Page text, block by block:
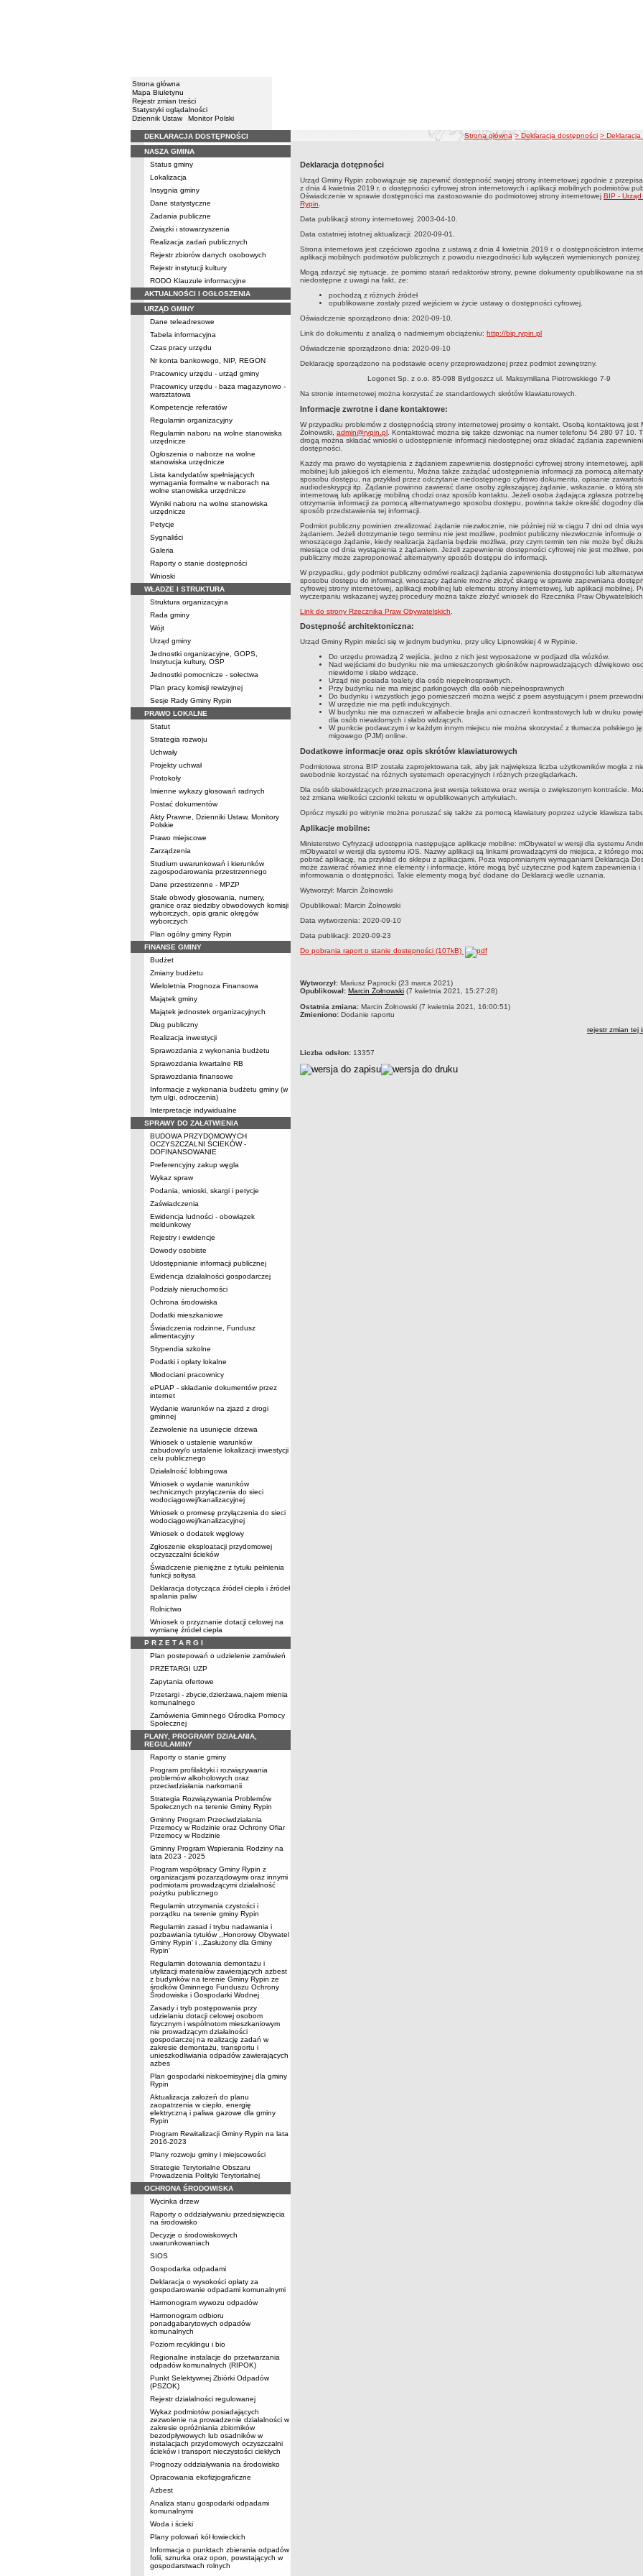
Strona główna
Mapa Biuletynu
Rejestr zmian treści
Statystyki oglądalności
Dziennik Ustaw
Monitor Polski
Menu
DEKLARACJA DOSTĘPNOŚCI
NASZA GMINA
Status gminy
Lokalizacja
Insygnia gminy
Dane statystyczne
Zadania publiczne
Związki i stowarzyszenia
Realizacja zadań publicznych
Rejestr zbiorów danych osobowych
Rejestr instytucji kultury
RODO Klauzule informacyjne
AKTUALNOŚCI I OGŁOSZENIA
URZĄD GMINY
Dane teleadresowe
Tabela informacyjna
Czas pracy urzędu
Nr konta bankowego, NIP, REGON
Pracownicy urzędu - urząd gminy
Pracownicy urzędu - baza magazynowo -
warsztatowa
Kompetencje referatów
Regulamin organizacyjny
Regulamin naboru na wolne stanowiska
urzędnicze
Ogłoszenia o naborze na wolne
stanowiska urzędnicze
Lista kandydatów spełniających
wymagania formalne w naborach na
wolne stanowiska urzędnicze
Wyniki naboru na wolne stanowiska
urzędnicze
Petycje
Sygnaliści
Galeria
Raporty o stanie dostępności
Wnioski
WŁADZE I STRUKTURA
Struktura organizacyjna
Rada gminy
Wójt
Urząd gminy
Jednostki organizacyjne, GOPS,
Instytucja kultury, OSP
Jednostki pomocnicze - sołectwa
Plan pracy komisji rewizyjnej
Sesje Rady Gminy Rypin
PRAWO LOKALNE
Statut
Strategia rozwoju
Uchwały
Projekty uchwał
Protokoły
Imienne wykazy głosowań radnych
Postać dokumentów
Akty Prawne, Dzienniki Ustaw, Monitory
Polskie
Prawo miejscowe
Zarządzenia
Studium uwarunkowań i kierunków
zagospodarowania przestrzennego
Dane przestrzenne - MPZP
Stałe obwody głosowania, numery,
granice oraz siedziby obwodowych komisji
wyborczych, opis granic okręgów
wyborczych
Plan ogólny gminy Rypin
FINANSE GMINY
Budżet
Zmiany budżetu
Wieloletnia Prognoza Finansowa
Majątek gminy
Majątek jednostek organizacyjnych
Dług publiczny
Realizacja inwestycji
Sprawozdania z wykonania budżetu
Sprawozdania kwartalne RB
Sprawozdania finansowe
Informacje z wykonania budżetu gminy (w
tym ulgi, odroczenia)
Interpretacje indywidualne
SPRAWY DO ZAŁATWIENIA
BUDOWA PRZYDOMOWYCH
OCZYSZCZALNI ŚCIEKÓW -
DOFINANSOWANIE
Preferencyjny zakup węgla
Wykaz spraw
Podania, wnioski, skargi i petycje
Zaświadczenia
Ewidencja ludności - obowiązek
meldunkowy
Rejestry i ewidencje
Dowody osobiste
Udostępnianie informacji publicznej
Ewidencja działalności gospodarczej
Podziały nieruchomości
Ochrona środowiska
Dodatki mieszkaniowe
Świadczenia rodzinne, Fundusz
alimentacyjny
Stypendia szkolne
Podatki i opłaty lokalne
Młodociani pracownicy
ePUAP - składanie dokumentów przez
internet
Wydanie warunków na zjazd z drogi
gminnej
Zezwolenie na usunięcie drzewa
Wniosek o ustalenie warunków
zabudowy/o ustalenie lokalizacji inwestycji
celu publicznego
Działalność lobbingowa
Wniosek o wydanie warunków
technicznych przyłączenia do sieci
wodociągowej/kanalizacyjnej
Wniosek o promesę przyłączenia do sieci
wodociągowej/kanalizacyjnej
Wniosek o dodatek węglowy
Zgłoszenie eksploatacji przydomowej
oczyszczalni ścieków
Świadczenie pieniężne z tytułu pełnienia
funkcji sołtysa
Deklaracja dotycząca źródeł ciepła i źródeł
spalania paliw
Rolnictwo
Wniosek o przyznanie dotacji celowej na
wymianę źródeł ciepła
P R Z E T A R G I
Plan postepowań o udzielenie zamówień
PRZETARGI UZP
Zapytania ofertowe
Przetargi - zbycie,dzierżawa,najem mienia
komunalnego
Zamówienia Gminnego Ośrodka Pomocy
Społecznej
PLANY, PROGRAMY DZIAŁANIA,
REGULAMINY
Raporty o stanie gminy
Program profilaktyki i rozwiązywania
problemów alkoholowych oraz
przeciwdziałania narkomanii
Strategia Rozwiązywania Problemów
Społecznych na terenie Gminy Rypin
Gminny Program Przeciwdziałania
Przemocy w Rodzinie oraz Ochrony Ofiar
Przemocy w Rodzinie
Gminny Program Wspierania Rodziny na
lata 2023 - 2025
Program współpracy Gminy Rypin z
organizacjami pozarządowymi oraz innymi
podmiotami prowadzącymi działalność
pożytku publicznego
Regulamin utrzymania czystości i
porządku na terenie gminy Rypin
Regulamin zasad i trybu nadawania i
pozbawiania tytułów ,,Honorowy Obywatel
Gminy Rypin' i ,,Zasłużony dla Gminy
Rypin'
Regulamin dotowania demontażu i
utylizacji materiałów zawierających azbest
z budynków na terenie Gminy Rypin ze
środków Gminnego Funduszu Ochrony
Środowiska i Gospodarki Wodnej
Zasady i tryb postępowania przy
udzielaniu dotacji celowej osobom
fizycznym i wspólnotom mieszkaniowym
nie prowadzącym działalności
gospodarczej na realizację zadań w
zakresie demontażu, transportu i
unieszkodliwiania odpadów zawierających
azbes
Plan gospodarki niskoemisyjnej dla gminy
Rypin
Aktualizacja założeń do planu
zaopatrzenia w ciepło, energię
elektryczną i paliwa gazowe dla gminy
Rypin
Program Rewitalizacji Gminy Rypin na lata
2016-2023
Plany rozwoju gminy i miejscowości
Strategie Terytorialne Obszaru
Prowadzenia Polityki Terytorialnej
OCHRONA ŚRODOWISKA
Wycinka drzew
Raporty o oddziaływaniu przedsięwzięcia
na środowisko
Decyzje o środowiskowych
uwarunkowaniach
SIOS
Gospodarka odpadami
Deklaracja o wysokości opłaty za
gospodarowanie odpadami komunalnymi
Harmonogram wywozu odpadów
Harmonogram odbioru
ponadgabarytowych odpadów
komunalnych
Poziom recyklingu i bio
Regionalne instalacje do przetwarzania
odpadów komunalnych (RIPOK)
Punkt Selektywnej Zbiórki Odpadów
(PSZOK)
Rejestr działalności regulowanej
Wykaz podmiotów posiadających
zezwolenie na prowadzenie działalności w
zakresie opróżniania zbiorników
bezodpływowych lub osadników w
instalacjach przydomowych oczyszczalni
ścieków i transport nieczystości ciekłych
Prognozy oddziaływania na środowisko
Opracowania ekofizjograficzne
Azbest
Analiza stanu gospodarki odpadami
komunalnymi
Woda i ścieki
Plany polowań kół łowieckich
Informacja o punktach zbierania odpadów
folii, sznurka oraz opon, powstających w
gospodarstwach rolnych
ścieżka nawigacji
Strona główna > Deklaracja dostępności >
Deklaracja dotępności
Urząd Gminy Rypin zobowiązuje się zapewnić dostępność swojej strony internetowej zgodnie z
z dnia 4 kwietnia 2019 r. o dostępności cyfrowej stron internetowych i aplikacji mobilnych podmiotów
Oświadczenie w sprawie dostępności ma zastosowanie do podmiotowej strony internetowej BIP - Urząd
Rypin
Data publikacji strony internetowej: 2003-04-10.
Data ostatniej istotnej aktualizacji: 2020-09-01.
Strona internetowa jest częściowo zgodna z ustawą z dnia 4 kwietnia 2019 r. o dostępnościstron
aplikacji mobilnych podmiotów publicznych z powodu niezgodności lub wyłączeń wymienionych poniżej:
Mogą zdarzyć się sytuacje, że pomimo starań redaktorów strony, pewne dokumenty opublikowane na
niedostępne z uwagi na fakt, że:
pochodzą z różnych źródeł
opublikowane zostały przed wejściem w życie ustawy o dostępności cyfrowej.
Oświadczenie sporządzono dnia: 2020-09-10.
Link do dokumentu z analizą o nadmiernym obciążeniu: http://bip.rypin.pl
Oświadczenie sporządzono dnia: 2020-09-10
Deklarację sporządzono na podstawie oceny przeprowadzonej przez podmiot zewnętrzny.
Logonet Sp. z o.o. 85-098 Bydgoszcz ul. Maksymiliana Piotrowskiego 7-9
Na stronie internetowej można korzystać ze standardowych skrótów klawiaturowych.
Informacje zwrotne i dane kontaktowe:
W przypadku problemów z dostępnością strony internetowej prosimy o kontakt. Osobą kontaktową jest
Żołnowski admin@rypin.pl . Kontaktować można się także dzwoniąc na numer telefonu 54 280 97 10 .
drogą można składać wnioski o udostępnienie informacji niedostępnej oraz składać żądania
dostępności.
Każdy ma prawo do wystąpienia z żądaniem zapewnienia dostępności cyfrowej strony internetowej,
mobilnej lub jakiegoś ich elementu. Można także zażądać udostępnienia informacji za pomocą
sposobu dostępu, na przykład przez odczytanie niedostępnego cyfrowo dokumentu, opisanie
audiodeskrypcji itp. Żądanie powinno zawierać dane osoby zgłaszającej żądanie, wskazanie, o którą
internetową lub aplikację mobilną chodzi oraz sposób kontaktu. Jeżeli osoba żądająca zgłasza potrzebę
otrzymania informacji za pomocą alternatywnego sposobu dostępu, powinna także określić dogodny
sposób przedstawienia tej informacji.
Podmiot publiczny powinien zrealizować żądanie niezwłocznie, nie później niż w ciągu 7 dni od dnia
żądaniem. Jeżeli dotrzymanie tego terminu nie jest możliwe, podmiot publiczny niezwłocznie informuje o
wnoszącego żądanie, kiedy realizacja żądania będzie możliwa, przy czym termin ten nie może być
miesiące od dnia wystąpienia z żądaniem. Jeżeli zapewnienie dostępności cyfrowej nie jest możliwe,
publiczny może zaproponować alternatywny sposób dostępu do informacji.
W przypadku, gdy podmiot publiczny odmówi realizacji żądania zapewnienia dostępności lub
sposobu dostępu do informacji, wnoszący żądanie możne złożyć skargę w sprawie zapewniana
cyfrowej strony internetowej, aplikacji mobilnej lub elementu strony internetowej, lub aplikacji mobilnej.
wyczerpaniu wskazanej wyżej procedury można także złożyć wniosek do Rzecznika Praw Obywatelskich.
Link do strony Rzecznika Praw Obywatelskich
Dostępność architektoniczna:
Urząd Gminy Rypin mieści się w jednym budynku, przy ulicy Lipnowskiej 4 w Rypinie.
Do urzędu prowadzą 2 wejścia, jedno z nich jest wyposażone w podjazd dla wózków.
Nad wejściami do budynku nie ma umieszczonych głośników naprowadzających dźwiękowo
niewidome i słabo widzące.
Urząd nie posiada toalety dla osób niepełnosprawnych.
Przy budynku nie ma miejsc parkingowych dla osób niepełnosprawnych
Do budynku i wszystkich jego pomieszczeń można wejść z psem asystującym i psem
W urzędzie nie ma pętli indukcyjnych.
W budynku nie ma oznaczeń w alfabecie brajla ani oznaczeń kontrastowych lub w druku
dla osób niewidomych i słabo widzących.
W punkcie podawczym i w każdym innym miejscu nie można skorzystać z tłumacza polskiego
migowego (PJM) online.
Dodatkowe informacje oraz opis skrótów klawiaturowych
Podmiotowa strona BIP została zaprojektowana tak, aby jak największa liczba użytkowników mogła z
swobodnie korzystać na różnych systemach operacyjnych i różnych przeglądarkach.
Dla osób słabowidzących przeznaczona jest wersja tekstowa oraz wersja o zwiększonym kontraście.
też zmiana wielkości czcionki tekstu w opublikowanych artykułach.
Oprócz myszki po witrynie można poruszać się także za pomocą klawiatury poprzez użycie klawisza
Aplikacje mobilne:
Ministerstwo Cyfryzacji udostępnia następujące aplikacje mobilne: mObywatel w wersji dla systemu
mObywatel w wersji dla systemu iOS. Nazwy aplikacji są linkami prowadzącymi do miejsca, z którego
pobrać aplikację, na przykład do sklepu z aplikacjami. Poza wspomnianymi wymaganiami Deklaracja
może zawierać również inne elementy i informacje, które mogą być użyteczne pod kątem zapewnienia i
informowania o dostępności. Takie elementy mogą być dodane do Deklaracji wedle uznania.
Wytworzył: Marcin Żołnowski
Opublikował: Marcin Żołnowski
Data wytworzenia: 2020-09-10
Data publikacji: 2020-09-23
Do pobrania raport o stanie dostepności (107kB)
metryczka
Wytworzył: Mariusz Paprocki (23 marca 2021)
Opublikował: Marcin Żołnowski (7 kwietnia 2021, 15:27:28)
Ostatnia zmiana: Marcin Żołnowski (7 kwietnia 2021, 16:00:51)
Zmieniono: Dodanie raportu
rejestr zmian tej
Liczba odsłon: 13357